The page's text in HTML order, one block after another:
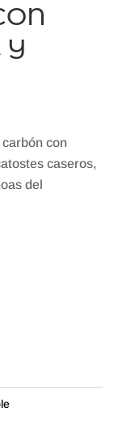
Y
con
caseros,
del